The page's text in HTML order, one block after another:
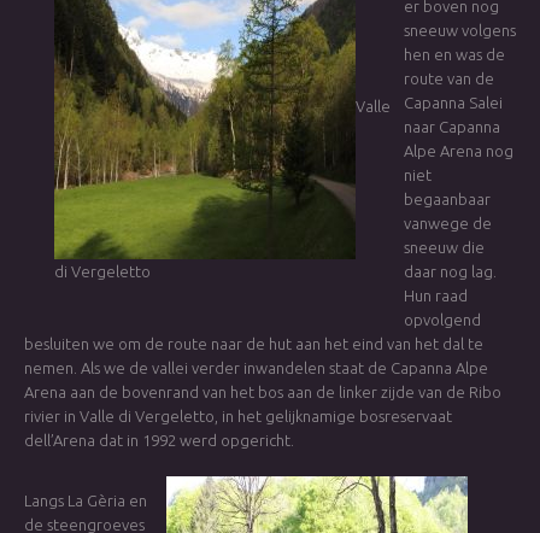
Valle
di Vergeletto
er boven nog
sneeuw volgens
hen en was de
route van de
Capanna Salei
naar Capanna
Alpe Arena nog
niet
begaanbaar
vanwege de
sneeuw die
daar nog lag.
Hun raad
opvolgend
besluiten we om de route naar de hut aan het eind van het dal te
nemen. Als we de vallei verder inwandelen staat de Capanna Alpe
Arena aan de bovenrand van het bos aan de linker zijde van de Ribo
rivier in Valle di Vergeletto, in het gelijknamige bosreservaat
dell’Arena dat in 1992 werd opgericht.
Langs La Gèria en
de steengroeves